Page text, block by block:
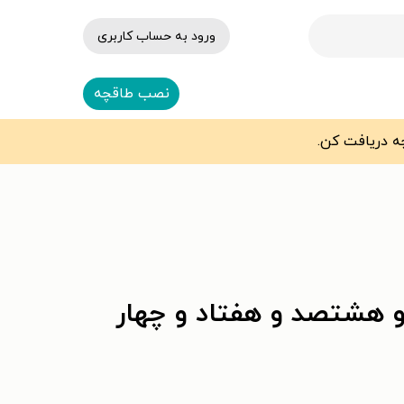
ورود به حساب کاربری
نصب طاقچه
هشتصد و هفتاد و چهار